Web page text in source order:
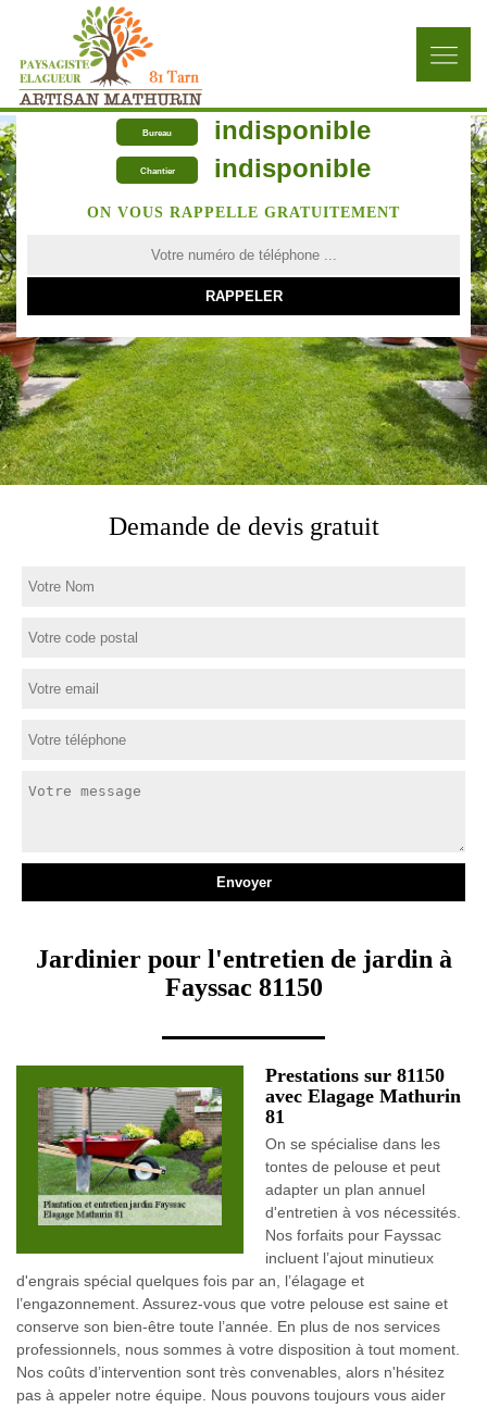
Bureau indisponible
Chantier indisponible
ON VOUS RAPPELLE GRATUITEMENT
Demande de devis gratuit
Jardinier pour l'entretien de jardin à
Fayssac 81150
Prestations sur 81150
avec Elagage Mathurin
81
On se spécialise dans les
tontes de pelouse et peut
adapter un plan annuel
d'entretien à vos nécessités.
Nos forfaits pour Fayssac
incluent l’ajout minutieux
d'engrais spécial quelques fois par an, l’élagage et
l’engazonnement. Assurez-vous que votre pelouse est saine et
conserve son bien-être toute l’année. En plus de nos services
professionnels, nous sommes à votre disposition à tout moment.
Nos coûts d’intervention sont très convenables, alors n'hésitez
pas à appeler notre équipe. Nous pouvons toujours vous aider